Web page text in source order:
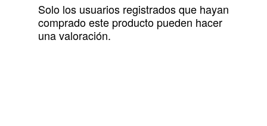
Solo los usuarios registrados que hayan
comprado este producto pueden hacer
una valoración.